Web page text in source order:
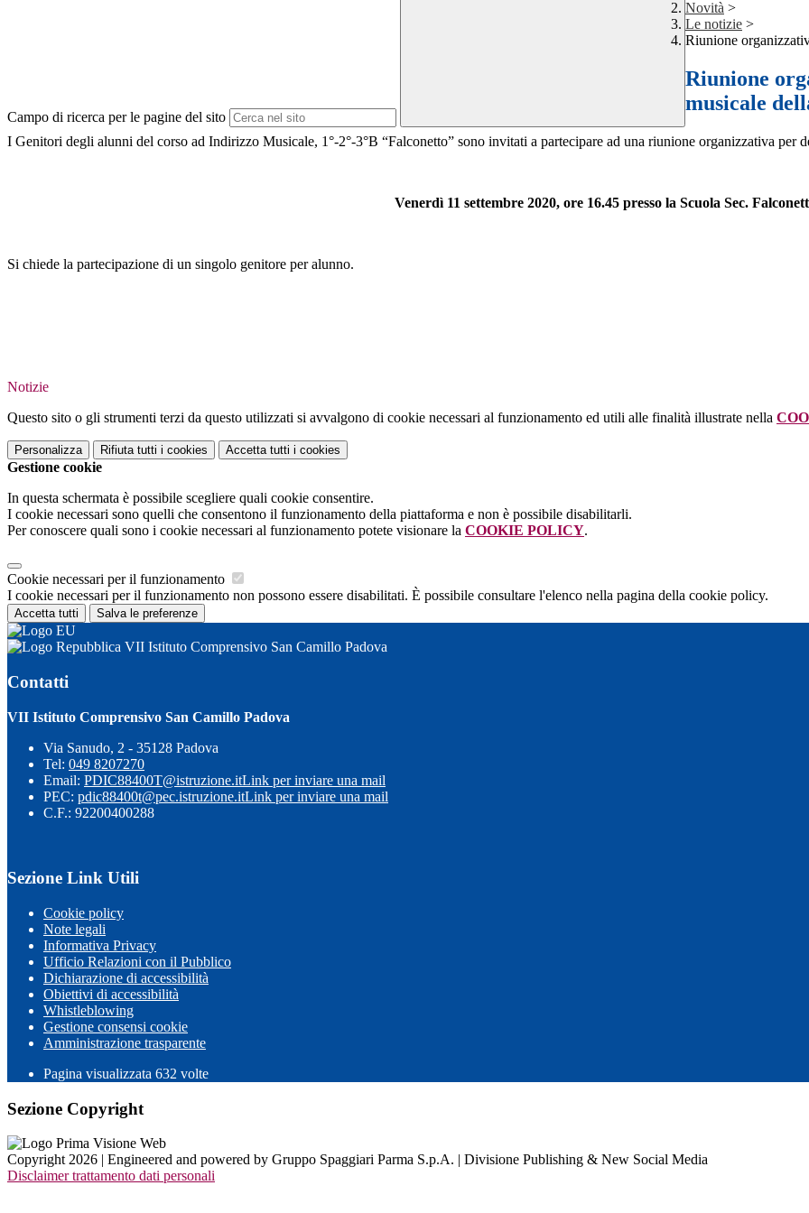
Campo di ricerca per le pagine del sito
Novità >
Le notizie >
Riunione
Riunione
musicale
I Genitori degli alunni del corso ad Indirizzo Musicale, 1°-2°-3°B “Falconetto” sono invitati a partecipare ad una riunione organizzativa
Venerdì 11 settembre 2020, ore 16.45 presso la Scuola Sec.
Si chiede la partecipazione di un singolo genitore per alunno.
Notizie
Questo sito o gli strumenti terzi da questo utilizzati si avvalgono di cookie necessari al funzionamento ed utili alle finalità illustrate nella
Personalizza Rifiuta tutti i cookies Accetta tutti i cookies
Gestione cookie
In questa schermata è possibile scegliere quali cookie consentire.
I cookie necessari sono quelli che consentono il funzionamento della piattaforma e non è possibile disabilitarli.
Per conoscere quali sono i cookie necessari al funzionamento potete visionare la COOKIE POLICY.
Cookie necessari per il funzionamento
I cookie necessari per il funzionamento non possono essere disabilitati. È possibile consultare l'elenco nella pagina della cookie policy.
Accetta tutti Salva le preferenze
VII Istituto Comprensivo San Camillo Padova
Contatti
VII Istituto Comprensivo San Camillo Padova
Via Sanudo, 2 - 35128 Padova
Tel: 049 8207270
Email: PDIC88400T@istruzione.itLink per inviare una mail
PEC: pdic88400t@pec.istruzione.itLink per inviare una mail
C.F.: 92200400288
Sezione Link Utili
Cookie policy
Note legali
Informativa Privacy
Ufficio Relazioni con il Pubblico
Dichiarazione di accessibilità
Obiettivi di accessibilità
Whistleblowing
Gestione consensi cookie
Amministrazione trasparente
Pagina visualizzata 632 volte
Sezione Copyright
Copyright 2026 | Engineered and powered by Gruppo Spaggiari Parma S.p.A. | Divisione Publishing & New Social Media
Disclaimer trattamento dati personali